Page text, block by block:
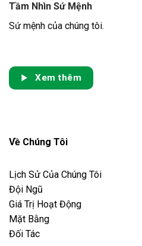
Tầm Nhìn Sứ Mệnh
Sứ mệnh của chúng tôi.
Xem thêm
Về Chúng Tôi
Lịch Sử Của Chúng Tôi
Đội Ngũ
Giá Trị Hoạt Động
Mặt Bằng
Đối Tác